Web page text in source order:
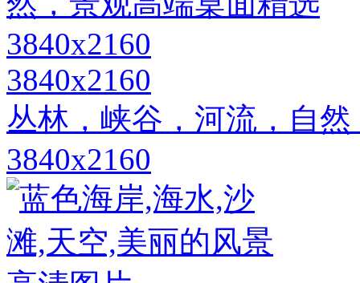
3840x2160
丛林，峡谷，河流，自
3840x2160